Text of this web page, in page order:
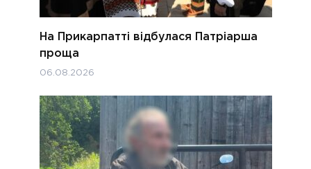
На Прикарпатті відбулася Патріарша
проща
06.08.2026